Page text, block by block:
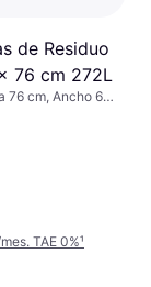
de Residuo
76 cm 272L
76 cm, Ancho 67
TAE 0%¹